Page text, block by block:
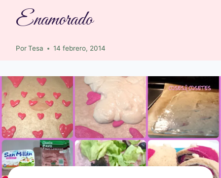
Enamorado
PorTesa 14 febrero, 2014